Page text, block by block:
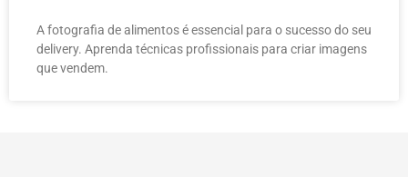
A fotografia de alimentos é essencial para o sucesso do seu
delivery. Aprenda técnicas profissionais para criar imagens
que vendem.